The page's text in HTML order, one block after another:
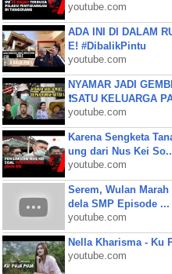
youtube.com
ADA INI DI DALAM
E! #DibalikPintu
youtube.com
NYAMAR JADI
❗SATU KELUARGA
youtube.com
Karena Sengketa
ung dari Nus Kei
youtube.com
Serem, Wulan
dela SMP Episode ...
youtube.com
Nella Kharisma - Ku
youtube.com